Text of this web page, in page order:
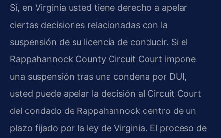
Sí, en Virginia usted tiene derecho a apelar
ciertas decisiones relacionadas con la
suspensión de su licencia de conducir. Si el
Rappahannock County Circuit Court impone
una suspensión tras una condena por DUI,
usted puede apelar la decisión al Circuit Court
del condado de Rappahannock dentro de un
plazo fijado por la ley de Virginia. El proceso de